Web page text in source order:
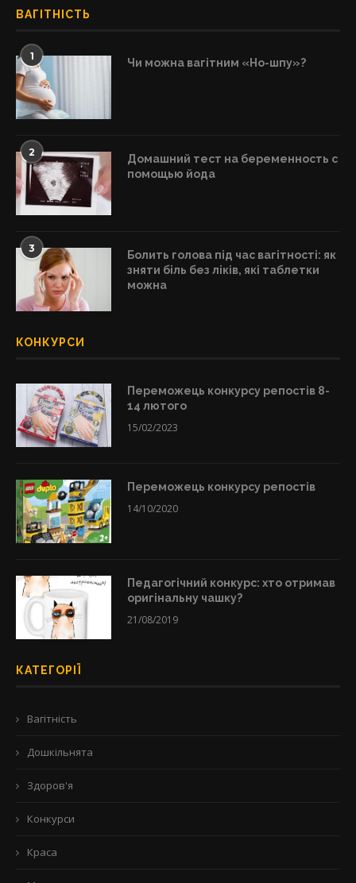
ВАГІТНІСТЬ
1 Чи можна вагітним «Но-шпу»?
2
Домашний тест на беременность с
помощью йода
3
Болить голова під час вагітності: як
зняти біль без ліків, які таблетки
можна
КОНКУРСИ
Переможець конкурсу репостів 8-
14 лютого
15/02/2023
Переможець конкурсу репостів
14/10/2020
Педагогічний конкурс: хто отримав
оригінальну чашку?
21/08/2019
КАТЕГОРІЇ
Вагітність
Дошкільнята
Здоров'я
Конкурси
Краса